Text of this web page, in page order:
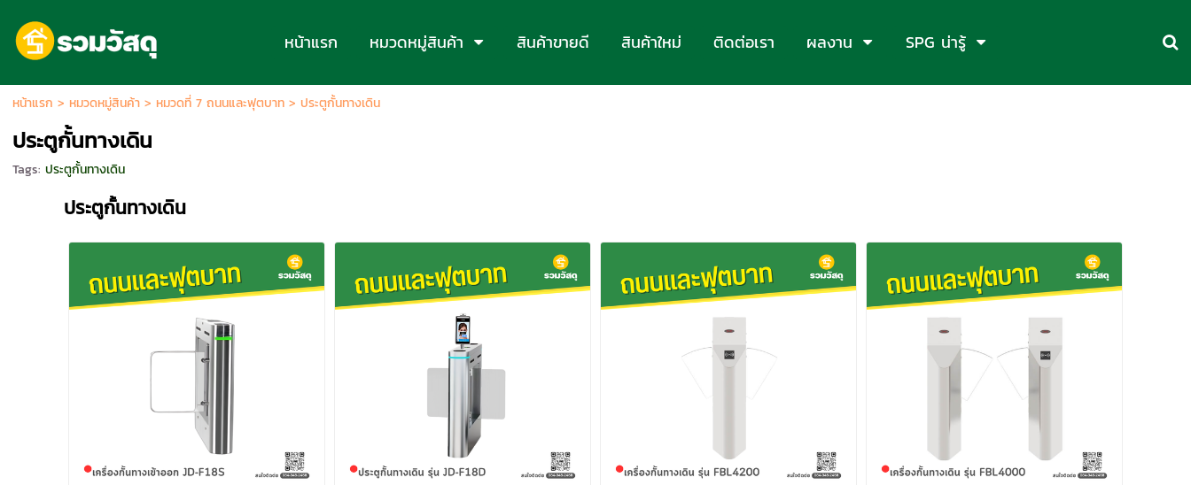
หน้าแรก หมวดหมู่สินค้า สินค้าขายดี สินค้าใหม่ ติดต่อเรา ผลงาน SPG น่ารู้
หน้าแรก > หมวดหมู่สินค้า> หมวดที่ 7 ถนนและฟุตบาท> ประตูกั้นทางเดิน
ประตูกั้นทางเดิน
Tags: ประตูกั้นทางเดิน
ประตูกั้นทางเดิน